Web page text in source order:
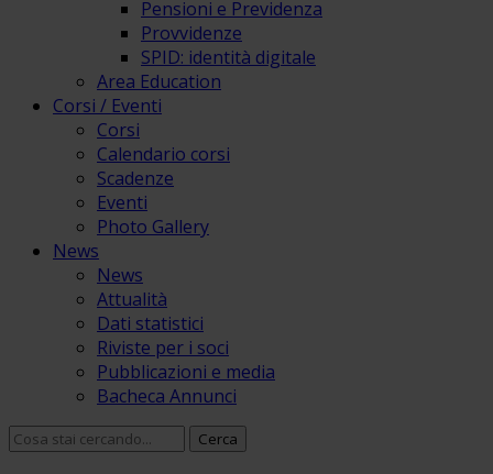
Pensioni e Previdenza
Provvidenze
SPID: identità digitale
Area Education
Corsi / Eventi
Corsi
Calendario corsi
Scadenze
Eventi
Photo Gallery
News
News
Attualità
Dati statistici
Riviste per i soci
Pubblicazioni e media
Bacheca Annunci